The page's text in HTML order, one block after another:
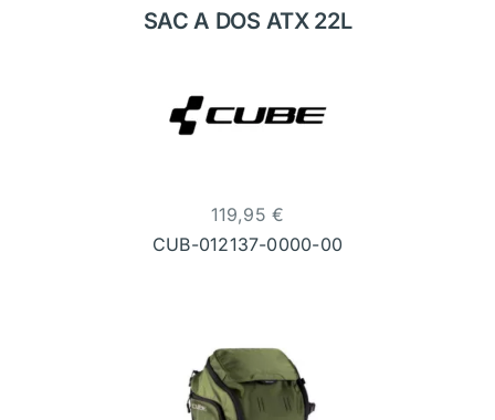
SAC A DOS ATX 22L
119,95€
CUB-012137-0000-00